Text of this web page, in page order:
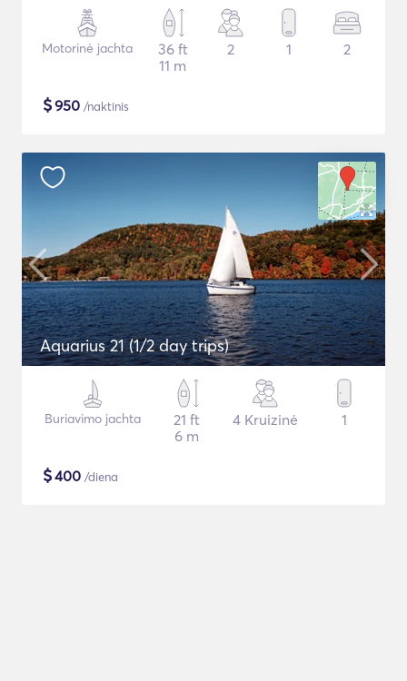
Motorinė jachta
36 ft
11 m
2 1 2
$950 /naktinis
Aquarius 21 (1/2 day trips)
Buriavimo jachta
21 ft
6 m
4 Kruizinė 1
$400 /diena